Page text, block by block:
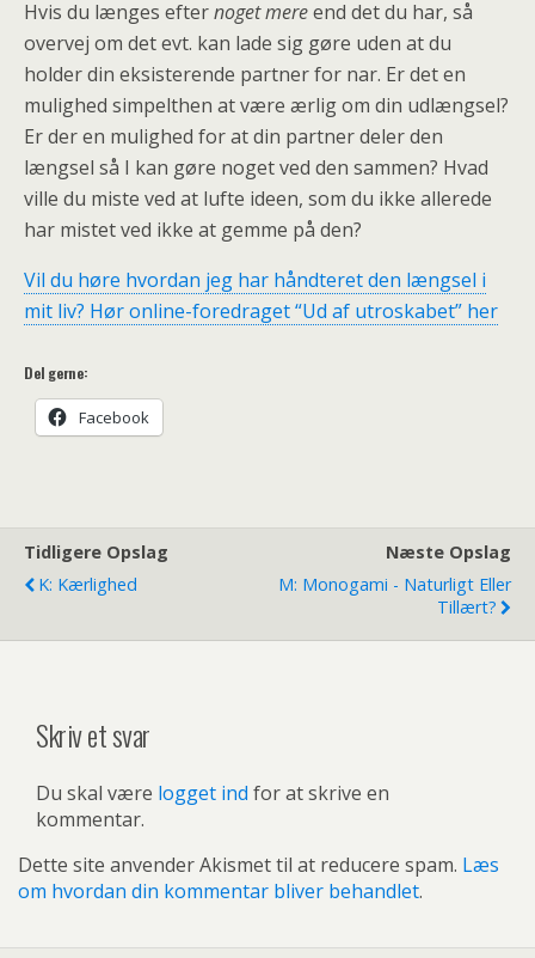
Hvis du længes efternoget mereend det du har, så
overvej om det evt. kan lade sig gøre uden at du
holder din eksisterende partner for nar. Er det en
mulighed simpelthen at være ærlig om din udlængsel?
Er der en mulighed for at din partner deler den
længsel så I kan gøre noget ved den sammen? Hvad
ville du miste ved at lufte ideen, som du ikke allerede
har mistet ved ikke at gemme på den?
Vil du høre hvordan jeg har håndteret den længsel i
mit liv? Hør online-foredraget “Ud af utroskabet” her
Del gerne:
Facebook
Tidligere Opslag
K: Kærlighed
Næste Opslag
M: Monogami - Naturligt Eller
Tillært?
Skriv et svar
Du skal være logget ind for at skrive en
kommentar.
Dette site anvender Akismet til at reducere spam. Læs
om hvordan din kommentar bliver behandlet.